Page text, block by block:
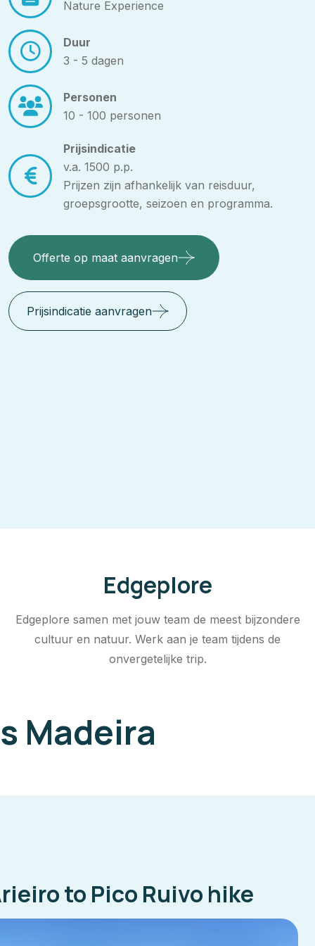
Nature Experience
Duur
3 - 5 dagen
Personen
10 - 100 personen
Prijsindicatie
v.a. 1500 p.p.
Prijzen zijn afhankelijk van reisduur,
groepsgrootte, seizoen en programma.
Offerte op maat aanvragen
Prijsindicatie aanvragen
Edgeplore
Edgeplore samen met jouw team de meest bijzondere
cultuur en natuur. Werk aan je team tijdens de
onvergetelijke trip.
Madeira
to Pico Ruivo hike